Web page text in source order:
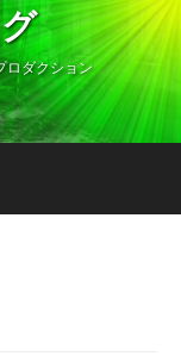
ロダクション